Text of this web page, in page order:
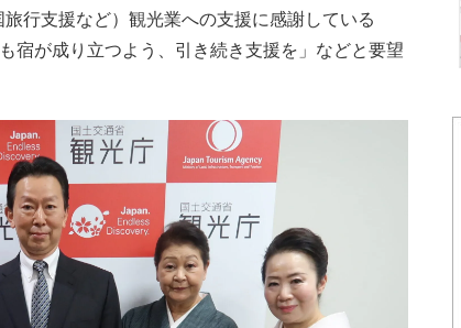
旅行支援など）観光業への支援に感謝している
宿が成り立つよう、引き続き支援を」などと要望